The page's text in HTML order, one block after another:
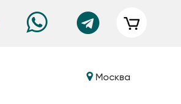
Москва